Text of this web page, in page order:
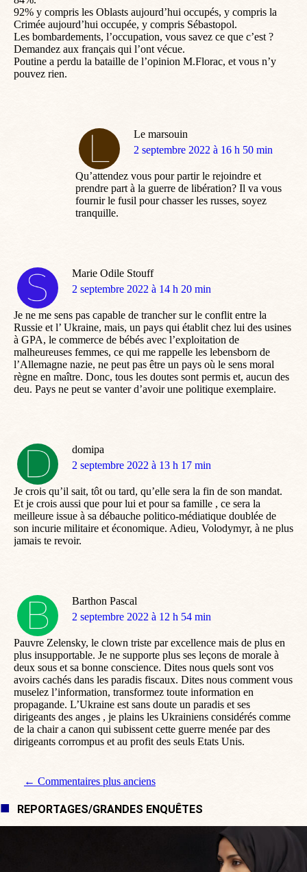
92% y compris les Oblasts aujourd’hui occupés, y compris la
Crimée aujourd’hui occupée, y compris Sébastopol.
Les bombardements, l’occupation, vous savez ce que c’est ?
Demandez aux français qui l’ont vécue.
Poutine a perdu la bataille de l’opinion M.Florac, et vous n’y
pouvez rien.
Le marsouin
dit
2 septembre 2022 à 16 h 50 min
Qu’attendez vous pour partir le rejoindre et
prendre part à la guerre de libération? Il va vous
fournir le fusil pour chasser les russes, soyez
tranquille.
Marie Odile Stouff
dit
2 septembre 2022 à 14 h 20 min
Je ne me sens pas capable de trancher sur le conflit entre la
Russie et l’ Ukraine, mais, un pays qui établit chez lui des usines
à GPA, le commerce de bébés avec l’exploitation de
malheureuses femmes, ce qui me rappelle les lebensborn de
l’Allemagne nazie, ne peut pas être un pays où le sens moral
règne en maître. Donc, tous les doutes sont permis et, aucun des
deu. Pays ne peut se vanter d’avoir une politique exemplaire.
domipa
dit
2 septembre 2022 à 13 h 17 min
Je crois qu’il sait, tôt ou tard, qu’elle sera la fin de son mandat.
Et je crois aussi que pour lui et pour sa famille , ce sera la
meilleure issue à sa débauche politico-médiatique doublée de
son incurie militaire et économique. Adieu, Volodymyr, à ne plus
jamais te revoir.
Barthon Pascal
dit
2 septembre 2022 à 12 h 54 min
Pauvre Zelensky, le clown triste par excellence mais de plus en
plus insupportable. Je ne supporte plus ses leçons de morale à
deux sous et sa bonne conscience. Dites nous quels sont vos
avoirs cachés dans les paradis fiscaux. Dites nous comment vous
muselez l’information, transformez toute information en
propagande. L’Ukraine est sans doute un paradis et ses
dirigeants des anges , je plains les Ukrainiens considérés comme
de la chair a canon qui subissent cette guerre menée par des
dirigeants corrompus et au profit des seuls Etats Unis.
Navigation de commentaire
← Commentaires plus anciens
REPORTAGES/GRANDES ENQUÊTES